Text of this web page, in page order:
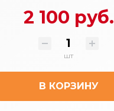
2 100 руб.
шт
В КОРЗИНУ